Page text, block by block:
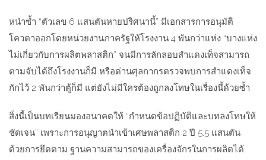
หนำซ้ำ “ตัวเลข 6 แสนตันหายปริศนานี้” มีเอกสารการอนุมัติ
โควตาออกโดยหน่วยงานภาครัฐให้โรงงาน 4 พันกว่าแห่ง “บางแห่ง
ไม่เกี่ยวกับการผลิตพลาสติก” จนมีการลักลอบสำแดงเท็จสามารถ
ตามจับได้ถึงโรงงานก็มี หรือด่านศุลกากรตรวจพบการสำแดงเท็จ
กักไว้ 2 พันกว่าตู้ก็มี แต่ยังไม่มีใครต้องถูกลงโทษในเรื่องนี้ด้วยซ้ำ
สิ่งนี้เป็นบทเรียนมองอนาคตให้ “กำหนดข้อปฏิบัติและบทลงโทษให้
ชัดเจน” เพราะการอนุญาตนำเข้าเศษพลาสติก 2 ปี 5.5 แสนตัน
ด้วยการยึดตาม ฐานความสามารถของเครื่องจักรในการผลิตได้